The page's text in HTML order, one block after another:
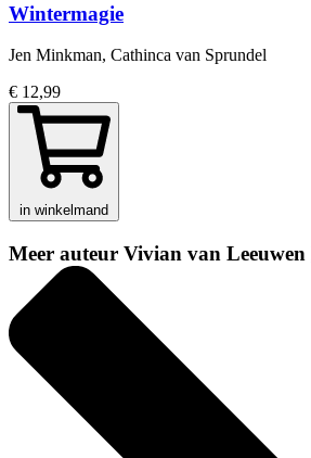
Wintermagie
Jen Minkman, Cathinca van Sprundel
€ 12,99
in winkelmand
Meer auteur Vivian van Leeuwen